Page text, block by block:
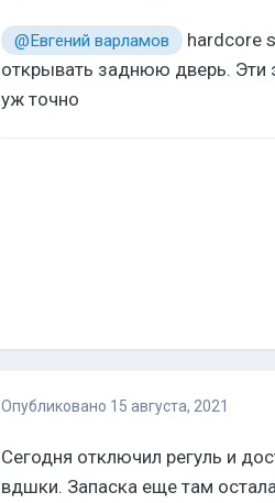
@Евгений варламов
hardcore
открывать заднюю дверь. Эти
уж точно
Опубликовано 15 августа, 2021
Сегодня отключил регуль и
вдшки. Запаска еще там